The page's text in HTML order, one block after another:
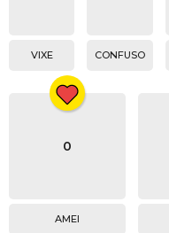
VIXE CONFUSO
0
AMEI